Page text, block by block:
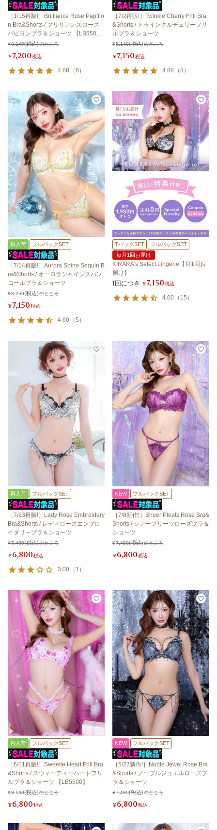
［1/15再販!］Brilliance Rose Papillo
n Bra&Shorts / ブリリアンスローズ
パピヨンブラ＆ショーツ 【LB550
0】
¥8,140 のところ
¥7,200税込
4.88 （8 ）
［7/2再販!］Twinkle Cherry Frill Bra
&Shorts / トゥインクルチェリーフリ
ルブラ＆ショーツ
¥8,140 のところ
¥7,150税込
4.88 （8 ）
再入荷 フルバックSET
［7/14再販!］Aurora Shine Sequin B
ra&Shorts / オーロラシャインスパン
コールブラ＆ショーツ
¥8,250 のところ
¥7,150税込
4.60 （5 ）
TバックSET
フルバックSET
毎月1回お届け
KIRARA's Select Lingerie【月1回お
届け】
1回につき ¥7,150税込
4.60 （ 15 ）
再入荷 フルバックSET
［7/23再販!］Lady Rose Embroidery
Bra&Shorts / レディローズエンブロ
イダリーブラ＆ショーツ
¥7,480 のところ
¥6,800税込
3.00 （ 1 ）
NEW フルバックSET
［7/8新作!］Sheer Pleats Rose Bra&
Shorts / シアープリーツローズブラ＆
ショーツ
¥7,480 のところ
¥6,800税込
再入荷 フルバックSET
［6/11再販!］Sweetie Heart Frill Bra
&Shorts / スウィーティーハートフリ
ルブラ＆ショーツ 【LB5500】
¥8,140 のところ
¥6,800税込
NEW フルバックSET
［5/27新作!］Noble Jewel Rose Bra
&Shorts / ノーブルジュエルローズブ
ラ＆ショーツ
¥7,480 のところ
¥6,800税込